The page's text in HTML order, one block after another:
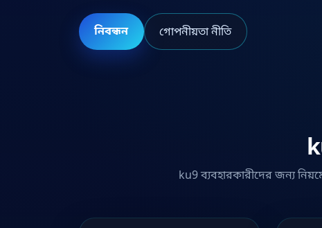
নিবন্ধন গোপনীয়তা নীতি
ku9 ব্যবহারকারীদের জন্য